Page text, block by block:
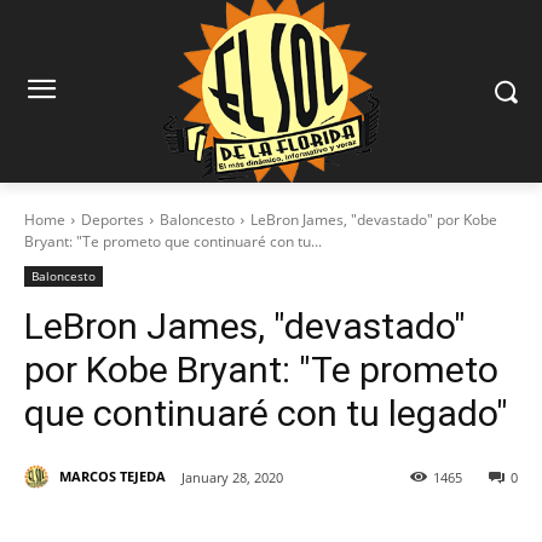
Home Deportes Baloncesto
LeBron James, "devastado" por Kobe
Bryant: "Te prometo que continuaré con tu...
Baloncesto
LeBron James, "devastado"
por Kobe Bryant: "Te prometo
que continuaré con tu legado"
MARCOS TEJEDA January 28, 2020 0
1465